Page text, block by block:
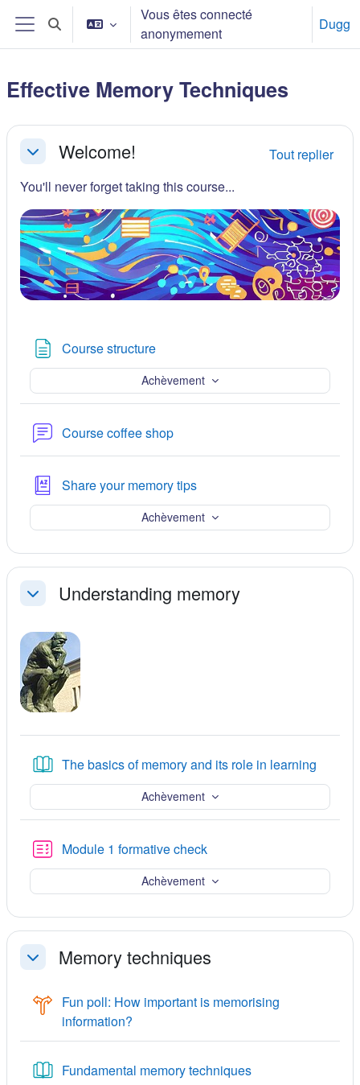
Passer au contenu principal
Panneau latéral
Activer/désactiver la saisie de recherche
Vous êtes connecté
anonymement
Dugg
Effective Memory Techniques
Résumé de section
ReplierWelcome!
Tout replier
You'll never forget taking this course...
Course structurePage
Achèvement
Course coffee shop
Share your memory tipsGlossaire
Achèvement
ReplierUnderstanding memory
The basics of memory and its role in learning
Achèvement
Module 1 formative checkTest
Achèvement
ReplierMemory techniques
Fun poll: How important is memorising
information?
Fundamental memory techniquesLivre